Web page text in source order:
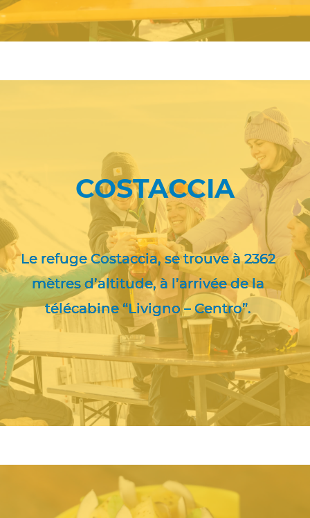
COSTACCIA
Le refuge Costaccia, se trouve à 2362
mètres d’altitude, à l’arrivée de la
télécabine “Livigno – Centro”.